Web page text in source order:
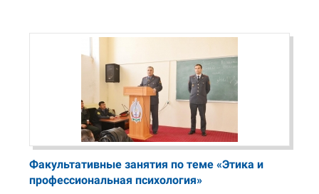
Факультативные занятия по теме «Этика и
профессиональная психология»